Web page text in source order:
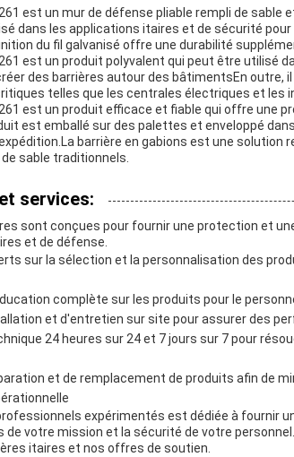
est un mur de défense pliable rempli de sable
dans les applications itaires et de sécurité
du fil galvanisé offre une durabilité
est un produit polyvalent qui peut être utilisé
des barrières autour des bâtimentsEn outre,
telles que les centrales électriques et les
261 est un produit efficace et fiable qui offre une
est emballé sur des palettes et enveloppé
barrière en gabions est une solution
sable traditionnels.
services:
sont conçues pour fournir une protection et
et de défense.
sur la sélection et la personnalisation des
complète sur les produits pour le
et d'entretien sur site pour assurer des
24 heures sur 24 et 7 jours sur 7 pour
et de remplacement de produits afin de
expérimentés est dédiée à fournir
de votre mission et la sécurité de votre
itaires et nos offres de soutien.